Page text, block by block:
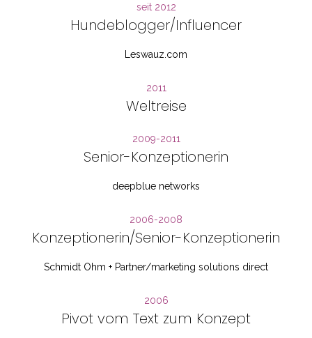
seit 2012
Hundeblogger/Influencer
Leswauz.com
2011
Weltreise
2009-2011
Senior-Konzeptionerin
deepblue networks
2006-2008
Konzeptionerin/Senior-Konzeptionerin
Schmidt Ohm + Partner/marketing solutions direct
2006
Pivot vom Text zum Konzept